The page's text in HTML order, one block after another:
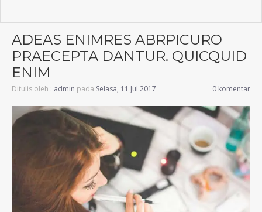
ADEAS ENIMRES ABRPICURO
PRAECEPTA DANTUR. QUICQUID
ENIM
Ditulis oleh : admin pada Selasa, 11 Jul 2017 0 komentar